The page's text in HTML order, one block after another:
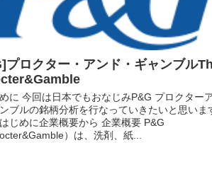
プロクター・アンド・ギャンブル
に 今回は日本でもおなじみP&G プロクター
ブルの銘柄分析を行なっていきたいと思いま
じめに企業概要から 企業概要 P&G
）は、洗剤、紙...